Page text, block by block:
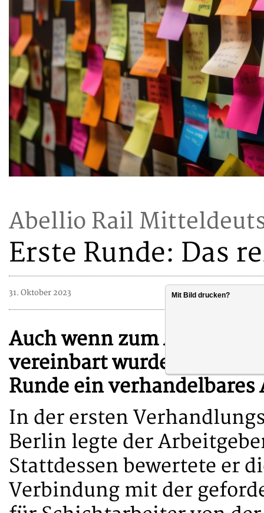
Abellio Rail
Erste Runde: Das
31. Oktober 2023
Auch wenn zum Auftakt
vereinbart wurde, sollte
Runde ein
In der ersten
Berlin legte der
Stattdessen bewertete er
Verbindung mit der
Mit Bild drucken?